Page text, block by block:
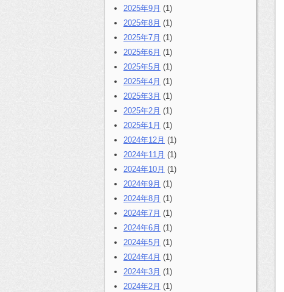
2025年9月 (1)
2025年8月 (1)
2025年7月 (1)
2025年6月 (1)
2025年5月 (1)
2025年4月 (1)
2025年3月 (1)
2025年2月 (1)
2025年1月 (1)
2024年12月 (1)
2024年11月 (1)
2024年10月 (1)
2024年9月 (1)
2024年8月 (1)
2024年7月 (1)
2024年6月 (1)
2024年5月 (1)
2024年4月 (1)
2024年3月 (1)
2024年2月 (1)